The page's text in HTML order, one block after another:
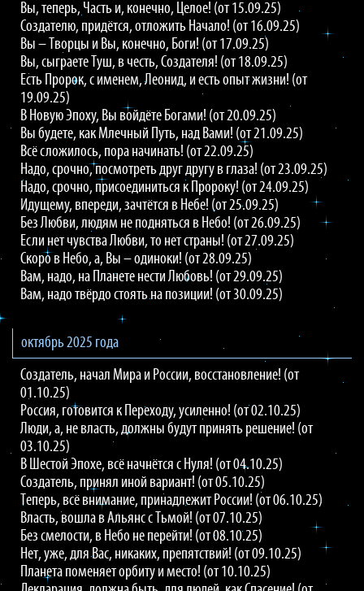
Вы, теперь, Часть и, конечно, Целое! (от 15.09.25)
Создателю, придётся, отложить Начало! (от 16.09.25)
Вы – Творцы и Вы, конечно, Боги! (от 17.09.25)
Вы, сыграете Туш, в честь, Создателя! (от 18.09.25)
Есть Пророк, с именем, Леонид, и есть опыт жизни! (от
19.09.25)
В Новую Эпоху, Вы войдёте Богами! (от 20.09.25)
Вы будете, как Млечный Путь, над Вами! (от 21.09.25)
Всё сложилось, пора начинать! (от 22.09.25)
Надо, срочно, посмотреть друг другу в глаза! (от 23.09.25)
Надо, срочно, присоединиться к Пророку! (от 24.09.25)
Идущему, впереди, зачтётся в Небе! (от 25.09.25)
Без Любви, людям не подняться в Небо! (от 26.09.25)
Если нет чувства Любви, то нет страны! (от 27.09.25)
Скоро в Небо, а, Вы – одиноки! (от 28.09.25)
Вам, надо, на Планете нести Любовь! (от 29.09.25)
Вам, надо твёрдо стоять на позиции! (от 30.09.25)
октябрь 2025 года
Создатель, начал Мира и России, восстановление! (от
01.10.25)
Россия, готовится к Переходу, усиленно! (от 02.10.25)
Люди, а, не власть, должны будут принять решение! (от
03.10.25)
В Шестой Эпохе, всё начнётся с Нуля! (от 04.10.25)
Создатель, принял иной вариант! (от 05.10.25)
Теперь, всё внимание, принадлежит России! (от 06.10.25)
Власть, вошла в Альянс с Тьмой! (от 07.10.25)
Без смелости, в Небо не перейти! (от 08.10.25)
Нет, уже, для Вас, никаких, препятствий! (от 09.10.25)
Планета поменяет орбиту и место! (от 10.10.25)